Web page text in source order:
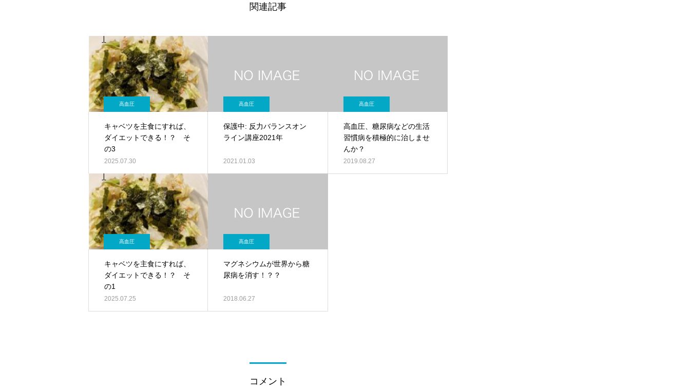
関連記事
高血圧
キャベツを主食にすれば、
ダイエットできる！？ そ
の3
2025.07.30
高血圧
保護中: 反力バランスオン
ライン講座2021年
2021.01.03
高血圧
高血圧、糖尿病などの生活
習慣病を積極的に治しませ
んか？
2019.08.27
高血圧
キャベツを主食にすれば、
ダイエットできる！？ そ
の1
2025.07.25
高血圧
マグネシウムが世界から糖
尿病を消す！？？
2018.06.27
コメント